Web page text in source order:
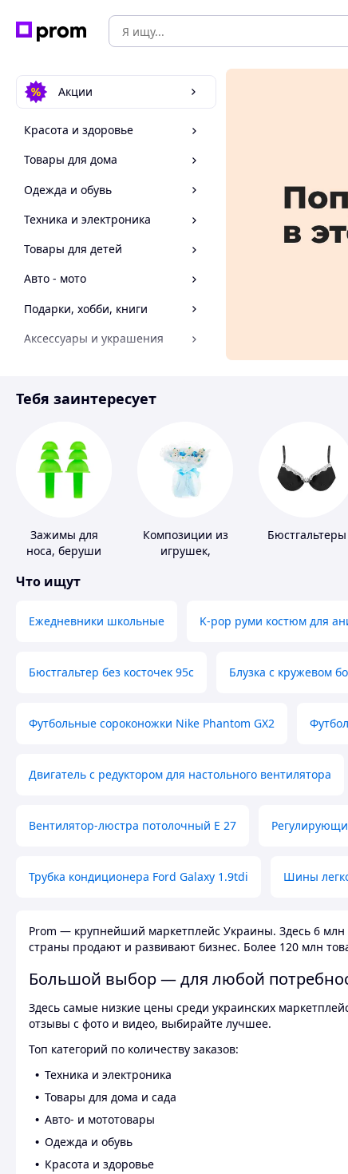
Акции
Красота и здоровье
Товары для дома
Одежда и обувь
Техника и электроника
Товары для детей
Авто - мото
Подарки, хобби, книги
Аксессуары и украшения
Спорт и отдых
Тебя заинтересует
Зажимы для
носа, беруши
Композиции из
игрушек,
Бюстгальтеры
Что ищут
Ежедневники школьные K-pop руми костюм для
Бюстгальтер без косточек 95с Блузка с кружевом
Футбольные сороконожки Nike Phantom GX2
Двигатель с редуктором для настольного вентилятора
Вентилятор-люстра потолочный E 27
Трубка кондиционера Ford Galaxy 1.9tdi Шины
Prom — крупнейший маркетплейс Украины. Здесь 6
страны продают и развивают бизнес. Более 120 млн
Большой выбор — для любой
Здесь самые низкие цены среди украинских
отзывы с фото и видео, выбирайте лучшее.
Топ категорий по количеству заказов:
Техника и электроника
Товары для дома и сада
Авто- и мототовары
Одежда и обувь
Красота и здоровье